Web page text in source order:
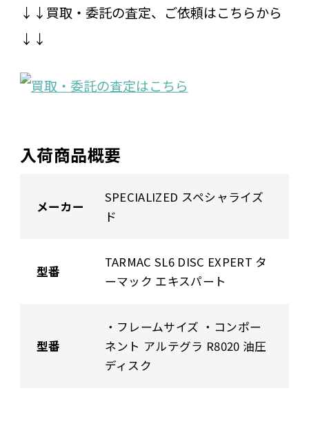
↓↓買取・委託の査定、ご依頼はこちらから
↓↓
入荷商品概要
メーカー
SPECIALIZED スペシャライズ
ド
型番
TARMAC SL6 DISC EXPERT タ
ーマック エキスパート
型番
・フレームサイズ ・コンポー
ネント アルテグラ R8020 油圧
ディスク